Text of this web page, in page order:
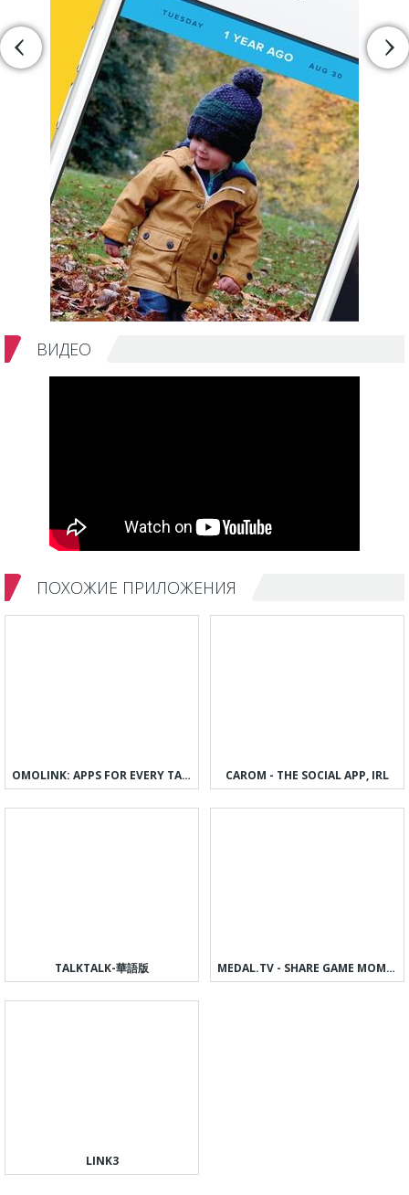
ВИДЕО
ПОХОЖИЕ ПРИЛОЖЕНИЯ
OMOLINK: APPS FOR EVERY TASTE CAROM - THE SOCIAL APP, IRL
TALKTALK-華語版 MEDAL.TV - SHARE GAME MOMENTS
LINK3